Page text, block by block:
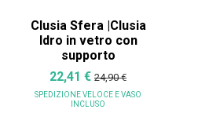
Clusia Sfera |Clusia
Idro in vetro con
supporto
22,41 € 24,90 €
SPEDIZIONE VELOCE E VASO
INCLUSO